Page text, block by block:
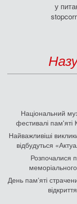
у
Національний
фестивалі
Найважливіші
відбудуться
Розпочалися
День памʼяті